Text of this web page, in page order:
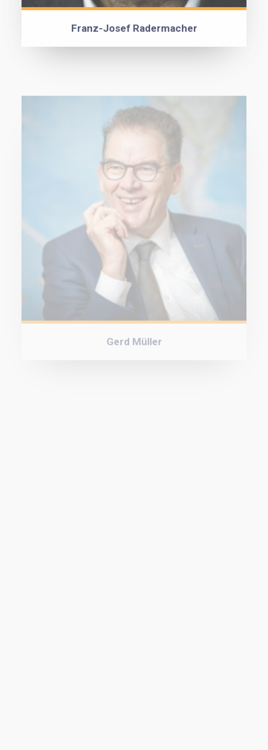
Franz-Josef Radermacher
Gerd Müller